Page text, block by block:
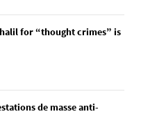
for “thought crimes” is
de masse anti-